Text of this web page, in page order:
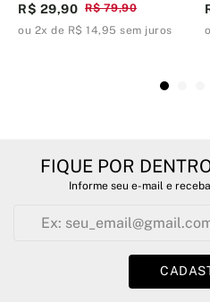
R$ 79,90
R$ 29,90
ou 2x de R$ 14,95 sem juros
FIQUE POR
Informe seu e-mail e